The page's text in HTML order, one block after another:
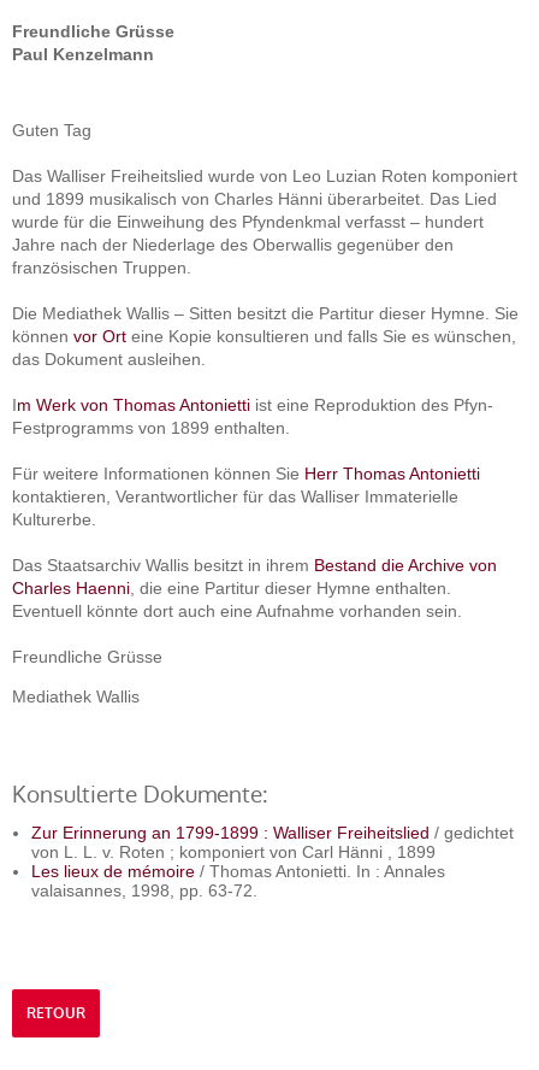
Freundliche Grüsse
Paul Kenzelmann
Guten Tag
Das Walliser Freiheitslied wurde von Leo Luzian Roten komponiert
und 1899 musikalisch von Charles Hänni überarbeitet. Das Lied
wurde für die Einweihung des Pfyndenkmal verfasst – hundert
Jahre nach der Niederlage des Oberwallis gegenüber den
französischen Truppen.
Die Mediathek Wallis – Sitten besitzt die Partitur dieser Hymne. Sie
können vor Ort eine Kopie konsultieren und falls Sie es wünschen,
das Dokument ausleihen.
Im Werk von Thomas Antonietti ist eine Reproduktion des Pfyn-
Festprogramms von 1899 enthalten.
Für weitere Informationen können Sie Herr Thomas Antonietti
kontaktieren, Verantwortlicher für das Walliser Immaterielle
Kulturerbe.
Das Staatsarchiv Wallis besitzt in ihrem Bestand die Archive von
Charles Haenni , die eine Partitur dieser Hymne enthalten.
Eventuell könnte dort auch eine Aufnahme vorhanden sein.
Freundliche Grüsse
Mediathek Wallis
Konsultierte Dokumente:
Zur Erinnerung an 1799-1899 : Walliser Freiheitslied / gedichtet
von L. L. v. Roten ; komponiert von Carl Hänni , 1899
Les lieux de mémoire / Thomas Antonietti. In : Annales
valaisannes, 1998, pp. 63-72.
RETOUR